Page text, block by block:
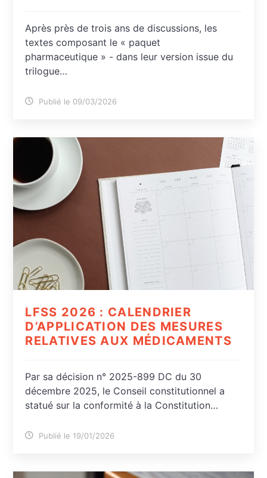
Après près de trois ans de discussions, les
textes composant le « paquet
pharmaceutique » - dans leur version issue du
trilogue…
Publié le 09/03/2026
LFSS 2026 : CALENDRIER
D’APPLICATION DES MESURES
RELATIVES AUX MÉDICAMENTS
Par sa décision n° 2025-899 DC du 30
décembre 2025, le Conseil constitutionnel a
statué sur la conformité à la Constitution…
Publié le 19/01/2026